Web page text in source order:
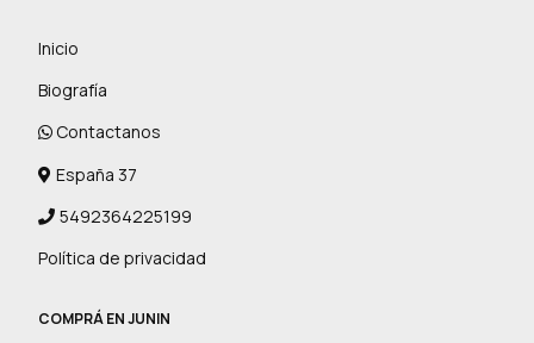
Inicio
Biografía
Contactanos
España 37
5492364225199
Política de privacidad
COMPRÁ EN JUNIN